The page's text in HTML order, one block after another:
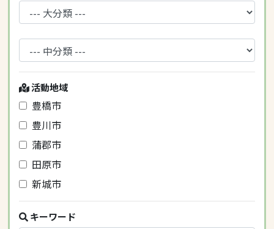
活動地域
豊橋市
豊川市
蒲郡市
田原市
新城市
キーワード